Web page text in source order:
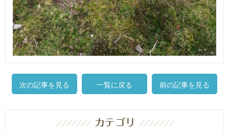
次の記事を見る 一覧に戻る 前の記事を見る